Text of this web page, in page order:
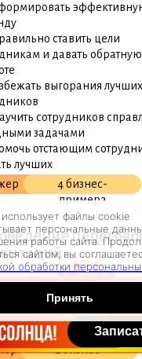
к
переговоры топ-
в стиле Джобса
2 бизнес-
ставить цели
и давать обратную
выгорания лучших
сотрудников
задачами
отстающим
лучших
конфликтами
4 бизнес-
примера
Принять
файлы cookie
персональные
работы сайта.
сайтом, вы
обработки